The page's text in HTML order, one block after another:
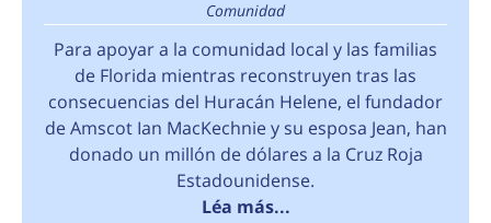
Comunidad
Para apoyar a la comunidad local y las familias
de Florida mientras reconstruyen tras las
consecuencias del Huracán Helene, el fundador
de Amscot Ian MacKechnie y su esposa Jean, han
donado un millón de dólares a la Cruz Roja
Estadounidense.
Léa más...